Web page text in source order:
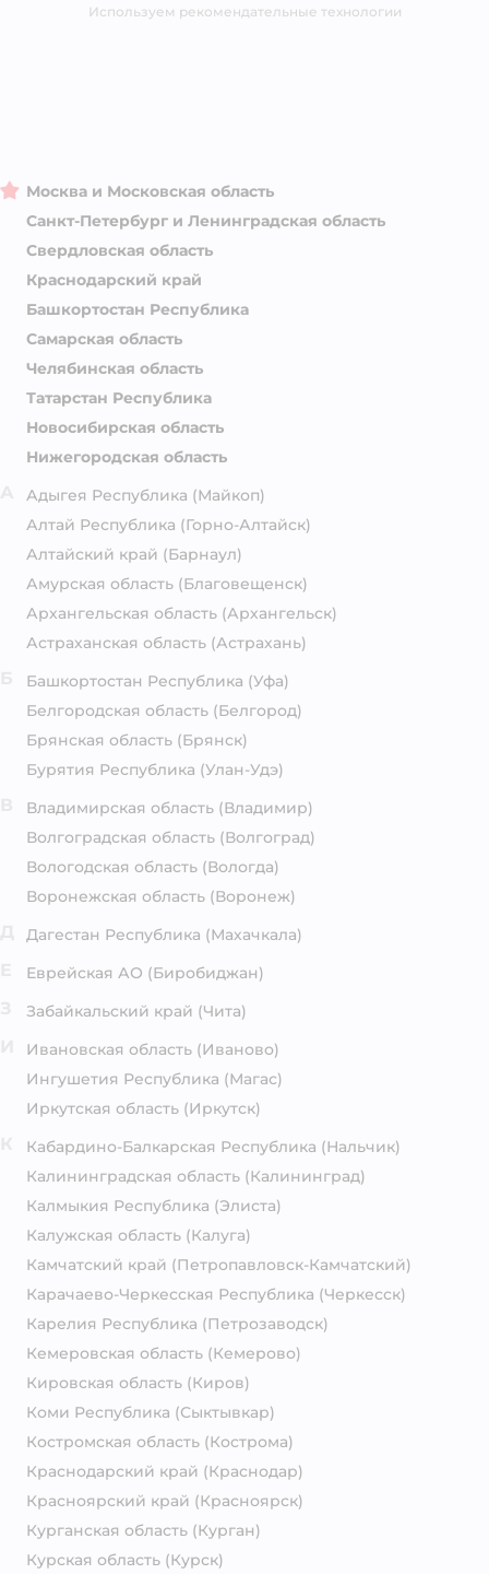
Используем рекомендательные технологии
Москва и Московская область
Санкт-Петербург и Ленинградская область
Свердловская область
Краснодарский край
Башкортостан Республика
Самарская область
Челябинская область
Татарстан Республика
Новосибирская область
Нижегородская область
Адыгея Республика (Майкоп)
Алтай Республика (Горно-Алтайск)
Алтайский край (Барнаул)
Амурская область (Благовещенск)
Архангельская область (Архангельск)
Астраханская область (Астрахань)
Башкортостан Республика (Уфа)
Белгородская область (Белгород)
Брянская область (Брянск)
Бурятия Республика (Улан-Удэ)
Владимирская область (Владимир)
Волгоградская область (Волгоград)
Вологодская область (Вологда)
Воронежская область (Воронеж)
Дагестан Республика (Махачкала)
Еврейская АО (Биробиджан)
Забайкальский край (Чита)
Ивановская область (Иваново)
Ингушетия Республика (Магас)
Иркутская область (Иркутск)
Кабардино-Балкарская Республика (Нальчик)
Калининградская область (Калининград)
Калмыкия Республика (Элиста)
Калужская область (Калуга)
Камчатский край (Петропавловск-Камчатский)
Карачаево-Черкесская Республика (Черкесск)
Карелия Республика (Петрозаводск)
Кемеровская область (Кемерово)
Кировская область (Киров)
Коми Республика (Сыктывкар)
Костромская область (Кострома)
Краснодарский край (Краснодар)
Красноярский край (Красноярск)
Курганская область (Курган)
Курская область (Курск)